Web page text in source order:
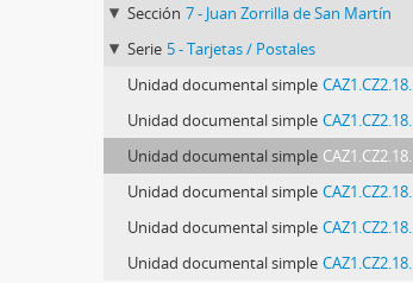
Sección 7 - Juan Zorrilla de San Martín
Serie 5 - Tarjetas / Postales
Unidad documental simple CAZ1.CZ2.18.1 - Postal de la Librería Vázquez Cores con fotografía teatralizada de "Tabaré" de Juan Zorrilla de San Martín
Unidad documental simple CAZ1.CZ2.18.2 - Postal de la Librería Vázquez Cores con fotografía teatralizada de "Tabaré" de Juan Zorrilla de San Martín
Unidad documental simple CAZ1.CZ2.18.3 - Postal de la Librería Vázquez Cores con fotografía teatralizada de "Tabaré" de Juan Zorrilla de San Martín
Unidad documental simple CAZ1.CZ2.18.4 - Postal de la Librería Vázquez Cores con fotografía teatralizada de "Tabaré" de Juan Zorrilla de San Martín
Unidad documental simple CAZ1.CZ2.18.5 - Postal de la Librería Vázquez Cores con fotografía teatralizada de "Tabaré" de Juan Zorrilla de San Martín
Unidad documental simple CAZ1.CZ2.18.6 - Postal de la Librería Vázquez Cores con fotografía teatralizada de "Tabaré" de Juan Zorrilla de San Martín